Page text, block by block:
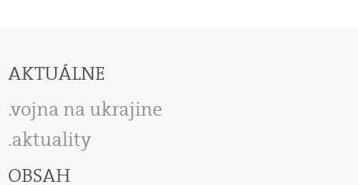
AKTUÁLNE
vojna na ukrajine
aktuality
OBSAH